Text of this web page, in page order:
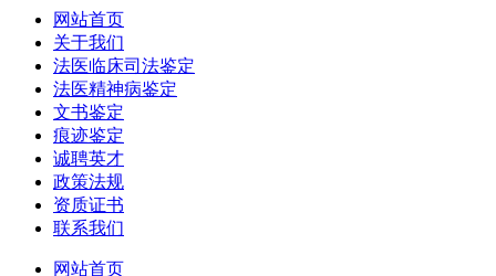
网站首页
关于我们
法医临床司法鉴定
法医精神病鉴定
文书鉴定
痕迹鉴定
诚聘英才
政策法规
资质证书
联系我们
网站首页